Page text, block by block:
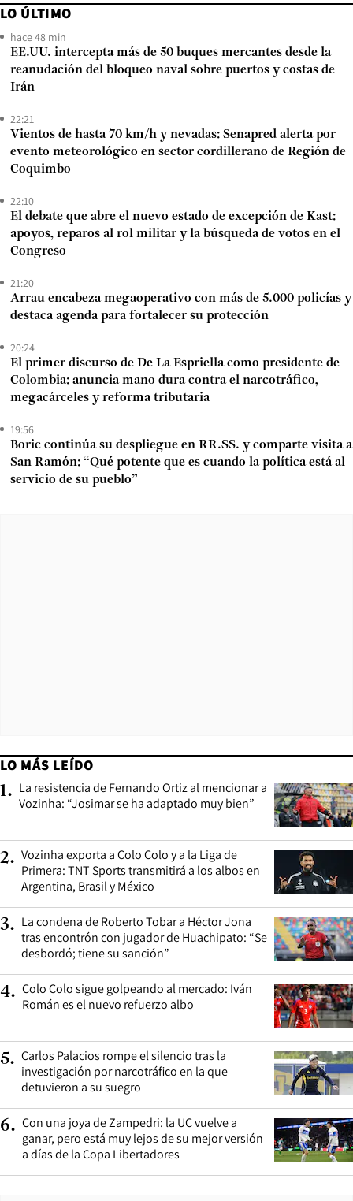
LO ÚLTIMO
hace 48 min
EE.UU. intercepta más de 50 buques mercantes desde la
reanudación del bloqueo naval sobre puertos y costas de
Irán
22:21
Vientos de hasta 70 km/h y nevadas: Senapred alerta por
evento meteorológico en sector cordillerano de Región de
Coquimbo
22:10
El debate que abre el nuevo estado de excepción de Kast:
apoyos, reparos al rol militar y la búsqueda de votos en el
Congreso
21:20
Arrau encabeza megaoperativo con más de 5.000 policías y
destaca agenda para fortalecer su protección
20:24
El primer discurso de De La Espriella como presidente de
Colombia: anuncia mano dura contra el narcotráfico,
megacárceles y reforma tributaria
19:56
Boric continúa su despliegue en RR.SS. y comparte visita a
San Ramón: “Qué potente que es cuando la política está al
servicio de su pueblo”
LO MÁS LEÍDO
1. La resistencia de Fernando Ortiz al mencionar a
Vozinha: “Josimar se ha adaptado muy bien”
2. Vozinha exporta a Colo Colo y a la Liga de
Primera: TNT Sports transmitirá a los albos en
Argentina, Brasil y México
3. La condena de Roberto Tobar a Héctor Jona
tras encontrón con jugador de Huachipato: “Se
desbordó; tiene su sanción”
4. Colo Colo sigue golpeando al mercado: Iván
Román es el nuevo refuerzo albo
5. Carlos Palacios rompe el silencio tras la
investigación por narcotráfico en la que
detuvieron a su suegro
6. Con una joya de Zampedri: la UC vuelve a
ganar, pero está muy lejos de su mejor versión
a días de la Copa Libertadores